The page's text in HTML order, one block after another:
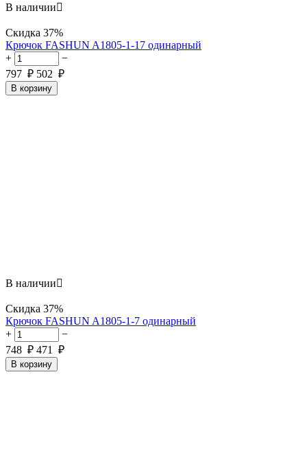
В наличии
Скидка 37%
Крючок FASHUN A1805-1-17 одинарный
+
−
797 ₽ 502 ₽
В корзину
В наличии
Скидка 37%
Крючок FASHUN A1805-1-7 одинарный
+
−
748 ₽ 471 ₽
В корзину